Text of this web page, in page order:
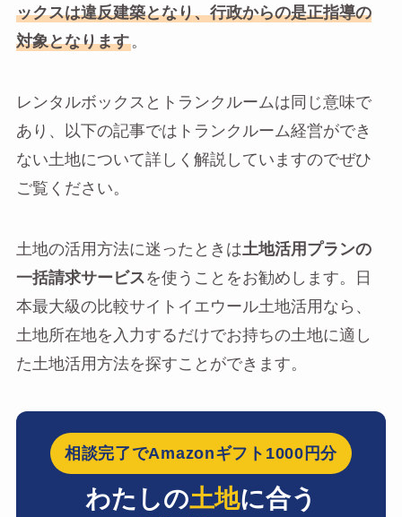
ックスは違反建築となり、行政からの是正指導の
対象となります。
レンタルボックスとトランクルームは同じ意味で
あり、以下の記事ではトランクルーム経営ができ
ない土地について詳しく解説していますのでぜひ
ご覧ください。
土地の活用方法に迷ったときは土地活用プランの
一括請求サービス を使うことをお勧めします。日
本最大級の比較サイトイエウール土地活用なら、
土地所在地を入力するだけでお持ちの土地に適し
た土地活用方法を探すことができます。
相談完了でAmazonギフト1000円分
わたしの土地に合う